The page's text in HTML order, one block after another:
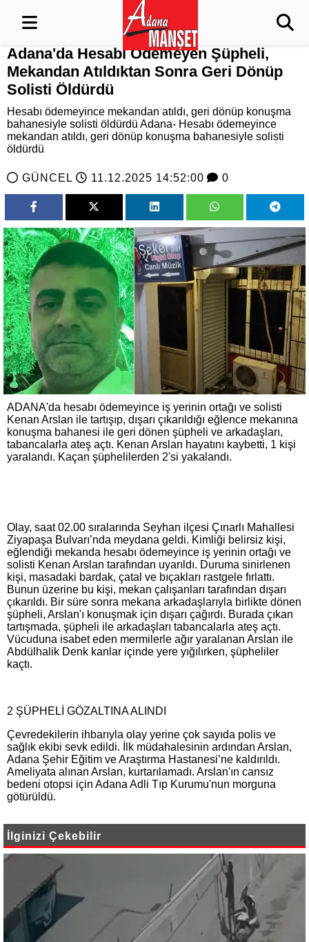
Adana'da Hesabı Ödemeyen Şüpheli,
Mekandan Atıldıktan Sonra Geri Dönüp
Solisti Öldürdü
Hesabı ödemeyince mekandan atıldı, geri dönüp konuşma
bahanesiyle solisti öldürdü Adana- Hesabı ödemeyince
mekandan atıldı, geri dönüp konuşma bahanesiyle solisti
öldürdü
GÜNCEL 11.12.2025 14:52:00 0
ADANA'da hesabı ödemeyince iş yerinin ortağı ve solisti
Kenan Arslan ile tartışıp, dışarı çıkarıldığı eğlence mekanına
konuşma bahanesi ile geri dönen şüpheli ve arkadaşları,
tabancalarla ateş açtı. Kenan Arslan hayatını kaybetti, 1 kişi
yaralandı. Kaçan şüphelilerden 2'si yakalandı.
Olay, saat 02.00 sıralarında Seyhan ilçesi Çınarlı Mahallesi
Ziyapaşa Bulvarı’nda meydana geldi. Kimliği belirsiz kişi,
eğlendiği mekanda hesabı ödemeyince iş yerinin ortağı ve
solisti Kenan Arslan tarafından uyarıldı. Duruma sinirlenen
kişi, masadaki bardak, çatal ve bıçakları rastgele fırlattı.
Bunun üzerine bu kişi, mekan çalışanları tarafından dışarı
çıkarıldı. Bir süre sonra mekana arkadaşlarıyla birlikte dönen
şüpheli, Arslan'ı konuşmak için dışarı çağırdı. Burada çıkan
tartışmada, şüpheli ile arkadaşları tabancalarla ateş açtı.
Vücuduna isabet eden mermilerle ağır yaralanan Arslan ile
Abdülhalik Denk kanlar içinde yere yığılırken, şüpheliler
kaçtı.
2 ŞÜPHELİ GÖZALTINA ALINDI
Çevredekilerin ihbarıyla olay yerine çok sayıda polis ve
sağlık ekibi sevk edildi. İlk müdahalesinin ardından Arslan,
Adana Şehir Eğitim ve Araştırma Hastanesi’ne kaldırıldı.
Ameliyata alınan Arslan, kurtarılamadı. Arslan'ın cansız
bedeni otopsi için Adana Adli Tıp Kurumu'nun morguna
götürüldü.
İlginizi Çekebilir